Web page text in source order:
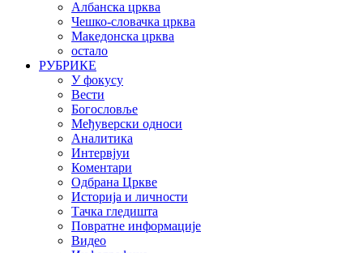
Албанска црква
Чешко-словачка црква
Македонска црква
остало
РУБРИКЕ
У фокусу
Вести
Богословље
Међуверски односи
Аналитика
Интервјуи
Коментари
Одбрана Цркве
Историја и личности
Тачка гледишта
Повратне информације
Видео